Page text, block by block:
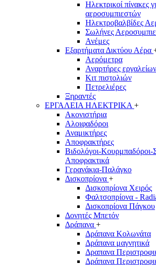
Ηλεκτρικοί πίνακες
αεροσυμπιεστών
Ηλεκτροβαλβίδες
Σωλήνες
Ανέμες
Εξαρτήματα Δικτύου Αέρα
Αερόμετρα
Αναρτήρες εργαλείων
Κιτ πιστολιών
Πετρελιέρες
Ξηραντές
ΕΡΓΑΛΕΙΑ ΗΛΕΚΤΡΙΚΑ +
Ακονιστήρια
Αλοιφαδόροι
Αναμικτήρες
Αποφρακτήρες
Βιδολόγοι-Κουρμπαδόροι-
Αποφρακτικά
Γερανάκια-Παλάγκο
Δισκοπρίονα +
Δισκοπρίονα Χειρός
Φαλτσοπρίονα -
Δισκοπρίονα Πάγκου
Δονητές Μπετόν
Δράπανα +
Δράπανα Κολωνάτα
Δράπανα μαγνητικά
Δραπανα
Δράπανα